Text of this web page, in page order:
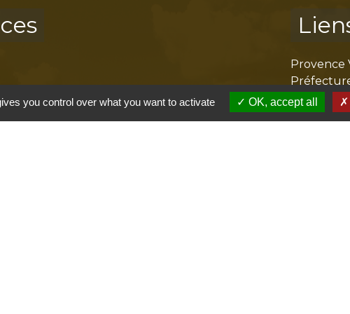
Provence
Mission
you control over what you want to activate OK, accept all